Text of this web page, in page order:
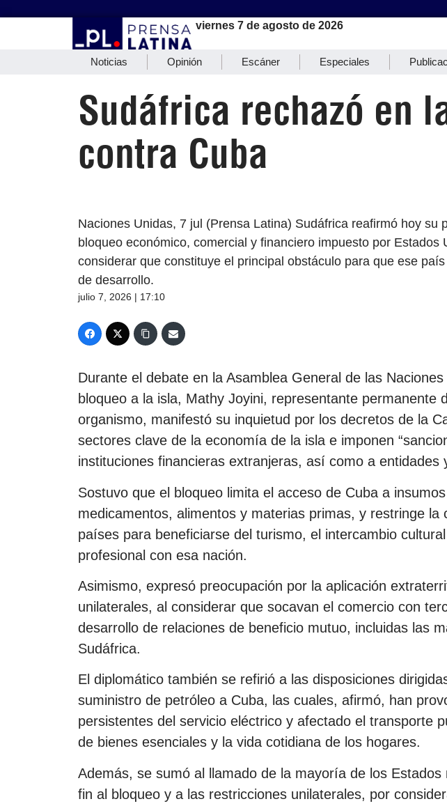
viernes 7 de agosto de 2026
Noticias Opinión Escáner Especiales
Sudáfrica rechazó en
contra Cuba
Naciones Unidas, 7 jul (Prensa Latina) Sudáfrica reafirmó hoy su
bloqueo económico, comercial y financiero impuesto por Estados
considerar que constituye el principal obstáculo para que ese
de desarrollo.
julio 7, 2026 | 17:10
Durante el debate en la Asamblea General de las Naciones
bloqueo a la isla, Mathy Joyini, representante permanente
organismo, manifestó su inquietud por los decretos de la
sectores clave de la economía de la isla e imponen
instituciones financieras extranjeras, así como a entidades
Sostuvo que el bloqueo limita el acceso de Cuba a
medicamentos, alimentos y materias primas, y restringe la
países para beneficiarse del turismo, el intercambio
profesional con esa nación.
Asimismo, expresó preocupación por la aplicación
unilaterales, al considerar que socavan el comercio con
desarrollo de relaciones de beneficio mutuo, incluidas las
Sudáfrica.
El diplomático también se refirió a las disposiciones
suministro de petróleo a Cuba, las cuales, afirmó, han
persistentes del servicio eléctrico y afectado el transporte
de bienes esenciales y la vida cotidiana de los hogares.
Además, se sumó al llamado de la mayoría de los
fin al bloqueo y a las restricciones unilaterales, por